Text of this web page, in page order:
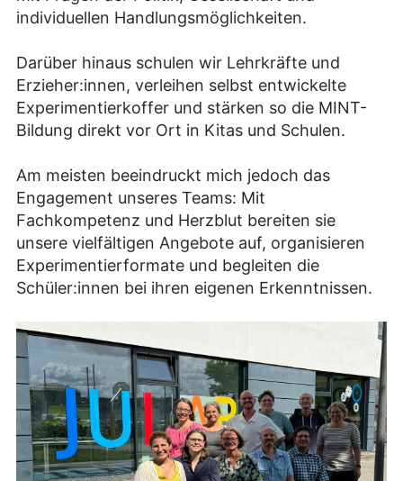
individuellen Handlungsmöglichkeiten.
Darüber hinaus schulen wir Lehrkräfte und
Erzieher:innen, verleihen selbst entwickelte
Experimentierkoffer und stärken so die MINT-
Bildung direkt vor Ort in Kitas und Schulen.
Am meisten beeindruckt mich jedoch das
Engagement unseres Teams: Mit
Fachkompetenz und Herzblut bereiten sie
unsere vielfältigen Angebote auf, organisieren
Experimentierformate und begleiten die
Schüler:innen bei ihren eigenen Erkenntnissen.